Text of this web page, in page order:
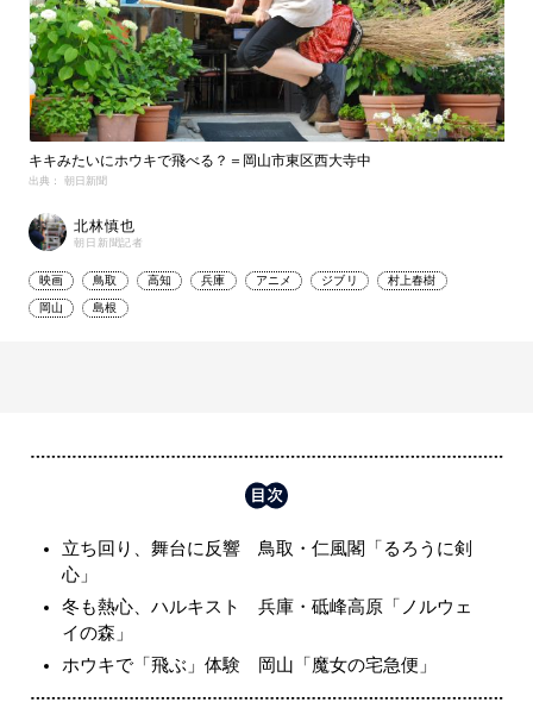
キキみたいにホウキで飛べる？＝岡山市東区西大寺中
出典： 朝日新聞
北林慎也
朝日新聞記者
映画 鳥取 高知 兵庫 アニメ ジブリ 村上春樹
岡山 島根
立ち回り、舞台に反響 鳥取・仁風閣「るろうに剣
心」
冬も熱心、ハルキスト 兵庫・砥峰高原「ノルウェ
イの森」
ホウキで「飛ぶ」体験 岡山「魔女の宅急便」